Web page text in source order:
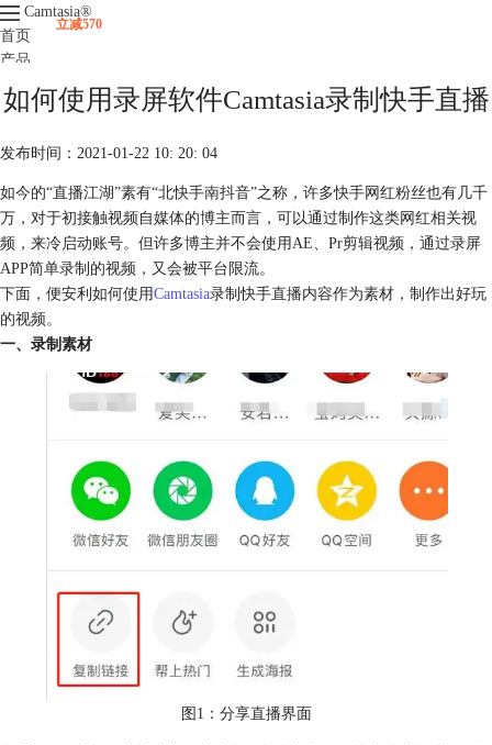
Camtasia®
首页
产品
下载
升级
立减570
视频课程
如何使用录屏软件Camtasia录制快手直播
发布时间：2021-01-22 10: 20: 04
如今的“直播江湖”素有“北快手南抖音”之称，许多快手网红粉丝也有几千
万，对于初接触视频自媒体的博主而言，可以通过制作这类网红相关视
频，来冷启动账号。但许多博主并不会使用AE、Pr剪辑视频，通过录屏
APP简单录制的视频，又会被平台限流。
下面，便安利如何使用Camtasia录制快手直播内容作为素材，制作出好玩
的视频。
一、录制素材
图1：分享直播界面